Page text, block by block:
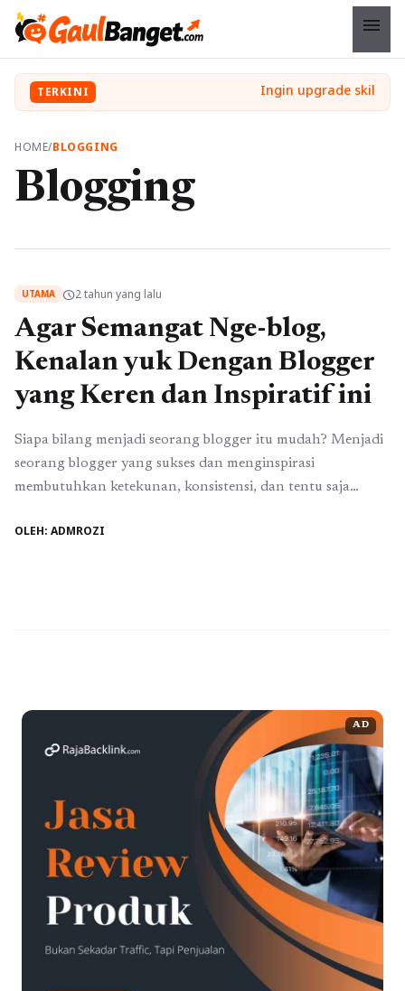
menu
TERKINI
HOME/BLOGGING
Blogging
UTAMA schedule2 tahun yang lalu
Agar Semangat Nge-blog,
Kenalan yuk Dengan Blogger
yang Keren dan Inspiratif ini
Siapa bilang menjadi seorang blogger itu mudah? Menjadi
seorang blogger yang sukses dan menginspirasi
membutuhkan ketekunan, konsistensi, dan tentu saja
blogging, mengambil inspirasi dan belajar dari para
OLEH: ADMROZI
AD